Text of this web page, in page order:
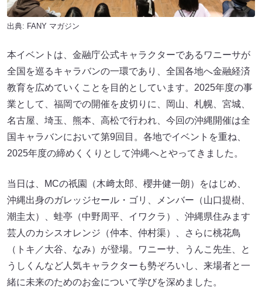
出典: FANY マガジン
本イベントは、金融庁公式キャラクターであるワニーサが
全国を巡るキャラバンの一環であり、全国各地へ金融経済
教育を広めていくことを目的としています。2025年度の事
業として、福岡での開催を皮切りに、岡山、札幌、宮城、
名古屋、埼玉、熊本、高松で行われ、今回の沖縄開催は全
国キャラバンにおいて第9回目。各地でイベントを重ね、
2025年度の締めくくりとして沖縄へとやってきました。
当日は、MCの祇園（木﨑太郎、櫻井健一朗）をはじめ、
沖縄出身のガレッジセール・ゴリ、メンバー（山口提樹、
潮圭太）、蛙亭（中野周平、イワクラ）、沖縄県住みます
芸人のカシスオレンジ（仲本、仲村渠）、さらに桃花鳥
（トキ／大谷、なみ）が登場。ワニーサ、うんこ先生、と
うしくんなど人気キャラクターも勢ぞろいし、来場者と一
緒に未来のためのお金について学びを深めました。